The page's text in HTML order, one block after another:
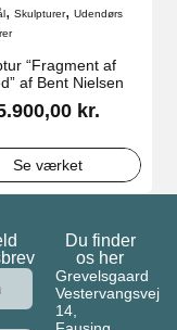
, Skulpturer, Udendørs
“Fragment af
af Bent Nielsen
kr.
Se værket
Du finder
os her
Grevelsgaard
Vestervangsvej
14,